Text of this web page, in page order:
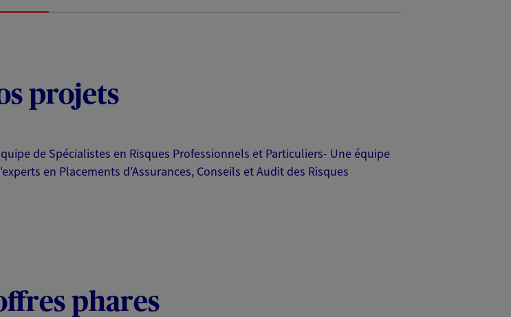
projets
équipe de Spécialistes en Risques Professionnels et Particuliers- Une équipe
en Placements d'Assurances, Conseils et Audit des Risques
phares